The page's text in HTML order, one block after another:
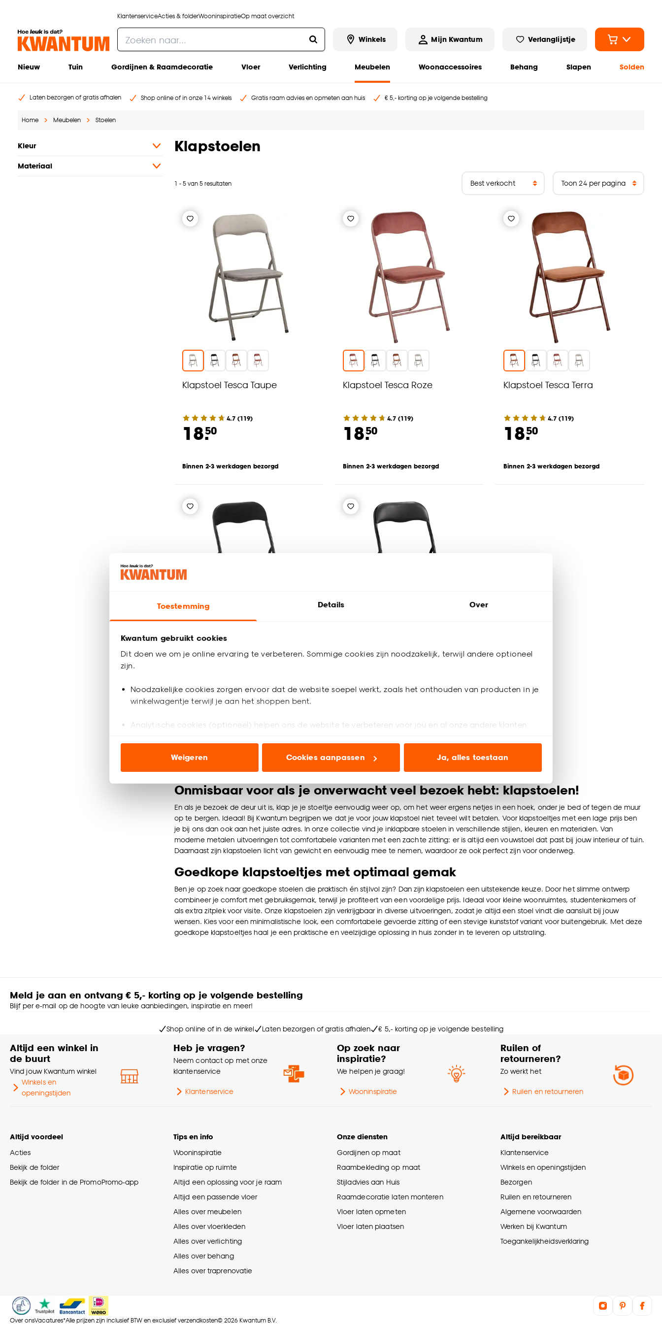
Toestemming Details Over
Kwantum gebruikt cookies
Dit doen we om je online ervaring te verbeteren. Sommige cookies zijn noodzakelijk, terwijl andere optioneel
zijn.
Noodzakelijke cookies zorgen ervoor dat de website soepel werkt, zoals het onthouden van producten in je
winkelwagentje terwijl je aan het shoppen bent.
Analytische cookies (optioneel) helpen ons de website te verbeteren voor jou en al onze andere klanten.
ook buiten de website voor advertenties en communicatie.
Klik op ‘Ja, alles toestaan’ om gebruik te maken van alle cookies, of klik op ‘weigeren’ om alleen de
noodzakelijke cookies te accepteren. Je kunt er ook voor kiezen om bepaalde cookies wel of niet te
accepteren door op ‘Cookies aanpassen’ te klikken.
Goed om te weten is dat je deze keuze altijd nog kan aanpassen, bekijk hiervoor onzecookieverklaring.
Weigeren Cookies aanpassen Ja, alles toestaan
KlantenserviceActies & folderWooninspiratieOp maat overzicht
Winkels Mijn Kwantum Verlanglijstje
Nieuw Tuin Gordijnen & Raamdecoratie Vloer Verlichting Meubelen Woonaccessoires Behang Slapen Solden
Laten bezorgen of gratis afhalen Shop online of in onze 14 winkels Gratis raam advies en opmeten aan huis € 5,- korting op je volgende bestelling
Home Meubelen Stoelen
Kleur
Materiaal
Klapstoelen
1 - 5 van 5 resultaten
Klapstoel Tesca Taupe
4.7 (119)
18.50
Binnen 2-3 werkdagen bezorgd
Klapstoel Tesca Roze
4.7 (119)
18.50
Binnen 2-3 werkdagen bezorgd
Klapstoel Tesca Terra
4.7 (119)
18.50
Binnen 2-3 werkdagen bezorgd
4.7 ( 119 )
18.
Binnen 2-3 werkdagen bezorgd
18.
Binnen 2-3 werkdagen bezorgd
Onmisbaar voor als je onverwacht veel bezoek hebt: klapstoelen!
En als je bezoek de deur uit is, klap je je stoeltje eenvoudig weer op, om het weer ergens netjes in een hoek, onder je bed of tegen de muur
op te bergen. Ideaal! Bij Kwantum begrijpen we dat je voor jouw klapstoel niet teveel wilt betalen. Voor klapstoeltjes met een lage prijs ben
je bij ons dan ook aan het juiste adres. In onze collectie vind je inklapbare stoelen in verschillende stijlen, kleuren en materialen. Van
moderne metalen uitvoeringen tot comfortabele varianten met een zachte zitting: er is altijd een vouwstoel dat past bij jouw interieur of tuin.
Daarnaast zijn klapstoelen licht van gewicht en eenvoudig mee te nemen, waardoor ze ook perfect zijn voor onderweg.
Goedkope klapstoeltjes met optimaal gemak
Ben je op zoek naar goedkope stoelen die praktisch én stijlvol zijn? Dan zijn klapstoelen een uitstekende keuze. Door het slimme ontwerp
combineer je comfort met gebruiksgemak, terwijl je profiteert van een voordelige prijs. Ideaal voor kleine woonruimtes, studentenkamers of
als extra zitplek voor visite. Onze klapstoelen zijn verkrijgbaar in diverse uitvoeringen, zodat je altijd een stoel vindt die aansluit bij jouw
wensen. Kies voor een minimalistische look, een comfortabele gevoerde zitting of een stevige kunststof variant voor buitengebruik. Met deze
goedkope klapstoeltjes haal je een praktische en veelzijdige oplossing in huis zonder in te leveren op uitstraling.
Meld je aan en ontvang € 5,- korting op je volgende bestelling
Blijf per e-mail op de hoogte van leuke aanbiedingen, inspiratie en meer!
Shop online of in de winkel Laten bezorgen of gratis afhalen € 5,- korting op je volgende bestelling
Altijd een winkel in
de buurt
Vind jouw Kwantum winkel
Winkels en
openingstijden
Heb je vragen?
Neem contact op met onze
klantenservice
Klantenservice
Op zoek naar
inspiratie?
We helpen je graag!
Wooninspiratie
Ruilen of
retourneren?
Zo werkt het
Ruilen en retourneren
Altijd voordeel
Acties
Bekijk de folder
Bekijk de folder in de PromoPromo-app
Tips en info
Wooninspiratie
Inspiratie op ruimte
Altijd een oplossing voor je raam
Altijd een passende vloer
Alles over meubelen
Alles over vloerkleden
Alles over verlichting
Alles over behang
Alles over traprenovatie
Onze diensten
Gordijnen op maat
Raambekleding op maat
Stijladvies aan Huis
Raamdecoratie laten monteren
Vloer laten opmeten
Vloer laten plaatsen
Altijd bereikbaar
Klantenservice
Winkels en openingstijden
Bezorgen
Ruilen en retourneren
Algemene voorwaarden
Werken bij Kwantum
Toegankelijkheidsverklaring
Over onsVacatures*Alle prijzen zijn inclusief BTW en exclusief verzendkosten© 2026 Kwantum B.V.